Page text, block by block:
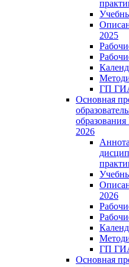
2025
ГП
Основная
2026
2026
ГП
Основная